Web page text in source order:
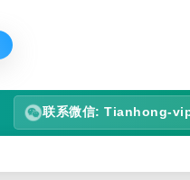
联系微信: Tianhong-